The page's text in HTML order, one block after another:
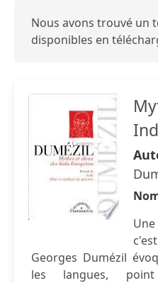
Nous avons trouvé un
disponibles en
Georges Dumézil
les langues,